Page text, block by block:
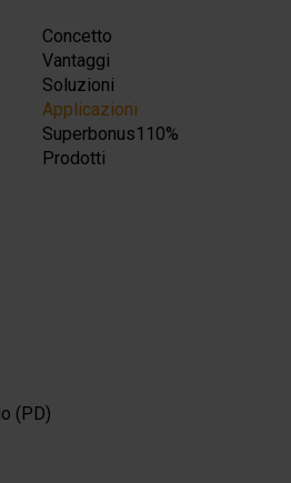
Concetto
Vantaggi
Soluzioni
Applicazioni
Superbonus110%
Prodotti
(PD)